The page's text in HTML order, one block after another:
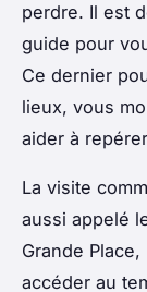
perdre. Il est
guide pour
Ce dernier
lieux, vous
aider à
La visite
aussi appelé
Grande
accéder au